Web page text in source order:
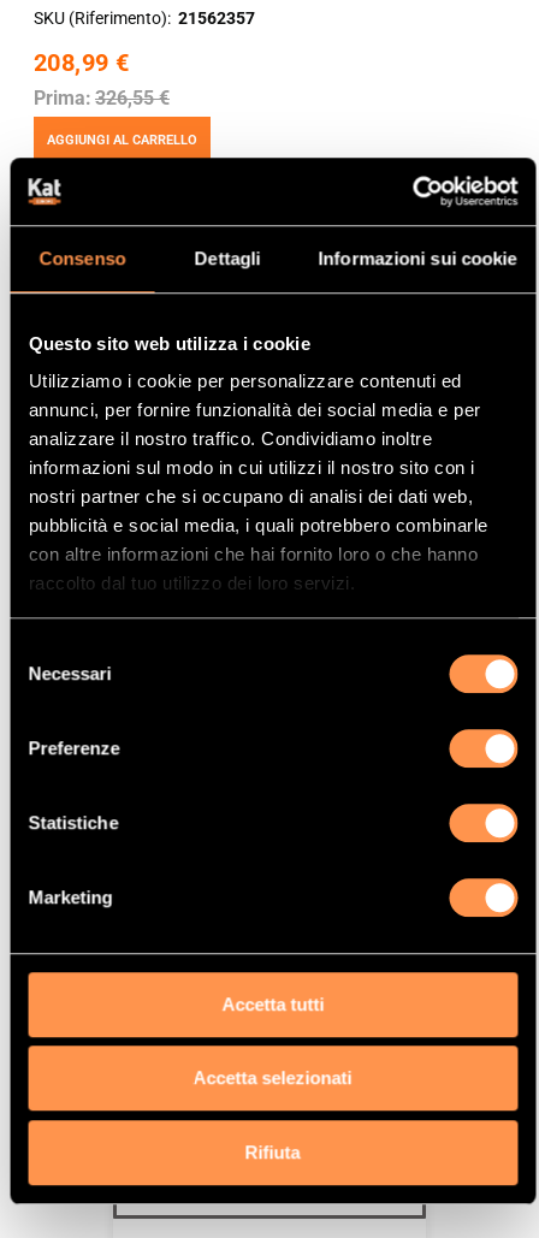
Consenso Dettagli Informazioni sui cookie
Questo sito web utilizza i cookie
Utilizziamo i cookie per personalizzare contenuti ed
annunci, per fornire funzionalità dei social media e per
analizzare il nostro traffico. Condividiamo inoltre
informazioni sul modo in cui utilizzi il nostro sito con i
nostri partner che si occupano di analisi dei dati web,
pubblicità e social media, i quali potrebbero combinarle
con altre informazioni che hai fornito loro o che hanno
raccolto dal tuo utilizzo dei loro servizi.
delNecessari
Preferenze
Statistiche
Marketing
Accetta tutti
Accetta selezionati
Rifiuta
SKU (Riferimento) 21562357
208,99 €
Prima: 326,55 €
AGGIUNGI AL CARRELLO
Mostrare Per pagina
La vostra selezione
Prodotto
Catalizzatore
Manufacturer
Versione
Motor code
Data
CERCA IL TUO PRODOTTO PER